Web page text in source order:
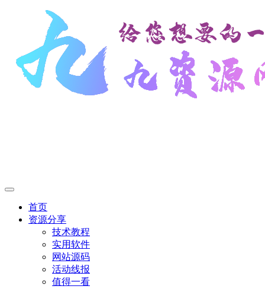
首页
资源分享
技术教程
实用软件
网站源码
活动线报
值得一看